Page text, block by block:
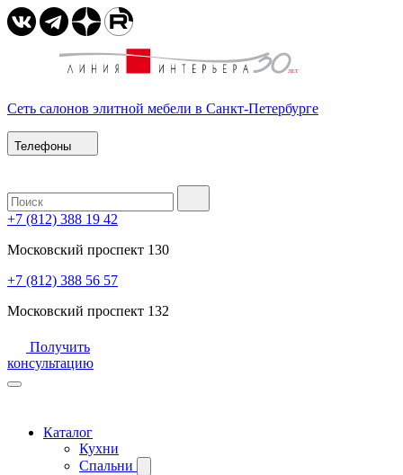
Сеть салонов элитной мебели в Санкт-Петербурге
Телефоны
+7 (812) 388 19 42
Московский проспект 130
+7 (812) 388 56 57
Московский проспект 132
Получить
консультацию
Каталог
Кухни
Спальни